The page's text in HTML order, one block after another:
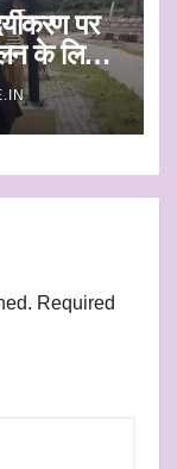
पर
के लिए
Required